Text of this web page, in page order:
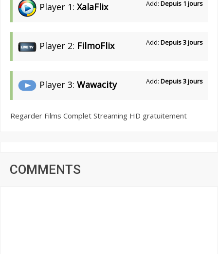
Player 1: XalaFlix Add: Depuis 1 jours
Player 2: FilmoFlix Add: Depuis 3 jours
Player 3: Wawacity Add: Depuis 3 jours
Regarder Films Complet Streaming HD gratuitement
COMMENTS